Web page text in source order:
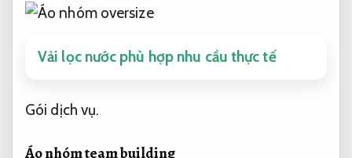
Vải lọc nước phù hợp nhu cầu thực tế
Gói dịch vụ.
Áo nhóm team building